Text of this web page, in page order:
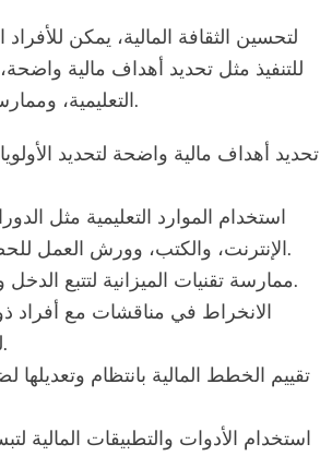
لتحسين الثقافة المالية، يمكن
للتنفيذ مثل تحديد أهداف مالية
التعليمية، وممارسة تقنيات الميزانية.
الإنترنت، والكتب، وورش العمل للحصول على المعرفة.
3. ممارسة تقنيات الميزانية لتتبع الدخل والنفقات بفعالية.
للحصول على رؤى.